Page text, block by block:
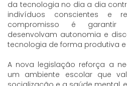
da tecnologia no dia a dia
indivíduos conscientes e
compromisso é
desenvolvam autonomia e
tecnologia de forma produtiva e
A nova legislação reforça a
um ambiente escolar que